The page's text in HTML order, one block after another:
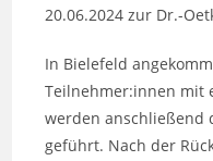
20.06.2024 zur Dr.-
In Bielefeld
Teilnehmer:innen mit
werden anschließend
geführt. Nach der